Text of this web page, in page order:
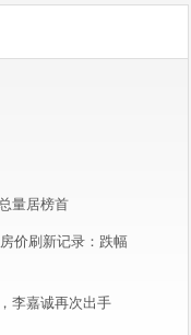
量居榜首
价刷新记录：跌幅
李嘉诚再次出手